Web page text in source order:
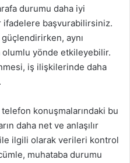
durumu daha iyi
ifadelere başvurabilirsiniz.
aynı
yönde etkileyebilir.
iş ilişkilerinde daha
telefon konuşmalarındaki bu
daha net ve anlaşılır
ile ilgili olarak verileri kontrol
muhataba durumu